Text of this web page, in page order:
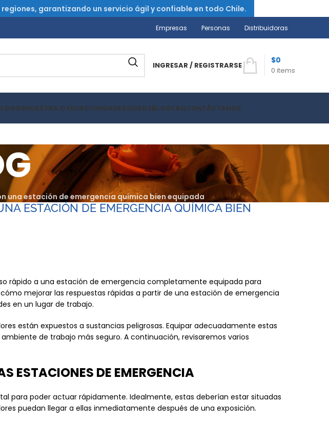
Empresas Personas Distribuidoras
INGRESAR / REGISTRARSE
0 items
$0
NUESTRA OTECACTIVIDADESVIDEOSBLOGFAQCONTÁCTANOS
una estación de emergencia química bien equipada
ESTACIÓN DE EMERGENCIA QUÍMICA BIEN
rápido a una estación de emergencia completamente equipada para
mejorar las respuestas rápidas a partir de una estación de emergencia
en un lugar de trabajo.
están expuestos a sustancias peligrosas. Equipar adecuadamente estas
de trabajo más seguro. A continuación, revisaremos varios
ESTACIONES DE EMERGENCIA
para poder actuar rápidamente. Idealmente, estas deberían estar situadas
puedan llegar a ellas inmediatamente después de una exposición.
garantizando un servicio ágil y confiable en todo Chile.